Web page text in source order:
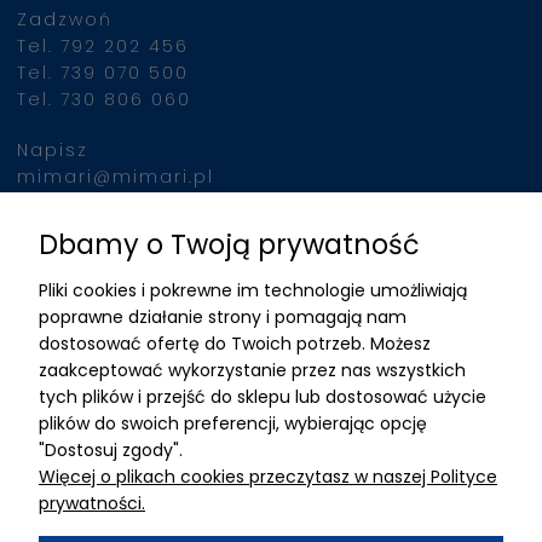
automatycznie, nie
operatora. To pozwala
efektywne
czasu personelu i
liczby
zabiegów.
Zadzwoń
Tel. 792 202 456
Tel. 739 070 500
Tel. 730 806 060
Napisz
mimari@mimari.pl
Znajdziesz nas
ADRES
MIMARI sp z o.o.
ul. Kurkowa 12
50-210 Wrocław
Dane rejestracyjne
NIP:8982325327
Dbamy o Twoją prywatność
Pliki cookies i pokrewne im technologie umożliwiają
poprawne działanie strony i pomagają nam
dostosować ofertę do Twoich potrzeb. Możesz
zaakceptować wykorzystanie przez nas wszystkich
tych plików i przejść do sklepu lub dostosować użycie
plików do swoich preferencji, wybierając opcję
"Dostosuj zgody".
Więcej o plikach cookies przeczytasz w naszej Polityce
prywatności.